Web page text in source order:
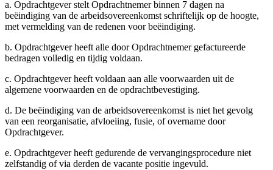
a. Opdrachtgever stelt Opdrachtnemer binnen 7 dagen na
beëindiging van de arbeidsovereenkomst schriftelijk op de hoogte,
met vermelding van de redenen voor beëindiging.
b. Opdrachtgever heeft alle door Opdrachtnemer gefactureerde
bedragen volledig en tijdig voldaan.
c. Opdrachtgever heeft voldaan aan alle voorwaarden uit de
algemene voorwaarden en de opdrachtbevestiging.
d. De beëindiging van de arbeidsovereenkomst is niet het gevolg
van een reorganisatie, afvloeiing, fusie, of overname door
Opdrachtgever.
e. Opdrachtgever heeft gedurende de vervangingsprocedure niet
zelfstandig of via derden de vacante positie ingevuld.